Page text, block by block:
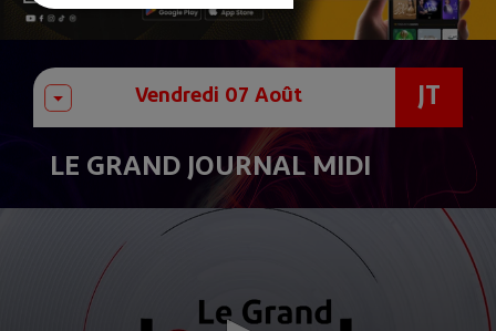
JT
LE GRAND JOURNAL MIDI